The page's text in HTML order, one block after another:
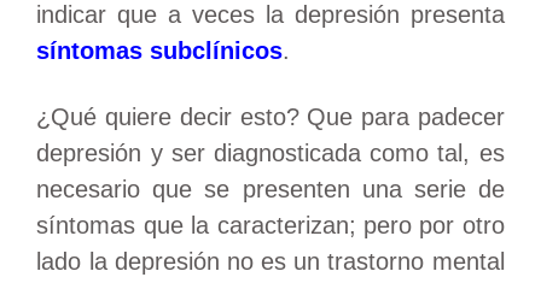
indicar que a veces la depresión presenta
síntomas subclínicos.
¿Qué quiere decir esto? Que para padecer
depresión y ser diagnosticada como tal, es
necesario que se presenten una serie de
síntomas que la caracterizan; pero por otro
lado la depresión no es un trastorno mental